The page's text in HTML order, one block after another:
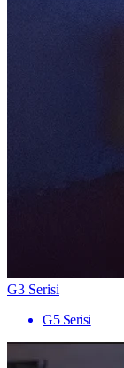
G3 Serisi
G5 Serisi